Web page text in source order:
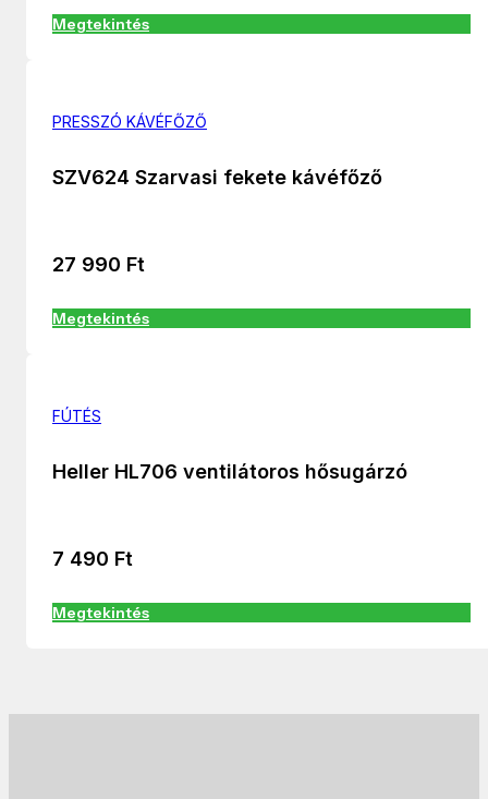
Megtekintés
PRESSZÓ KÁVÉFŐZŐ
SZV624 Szarvasi fekete kávéfőző
27 990 Ft
Megtekintés
FÚTÉS
Heller HL706 ventilátoros hősugárzó
7 490 Ft
Megtekintés